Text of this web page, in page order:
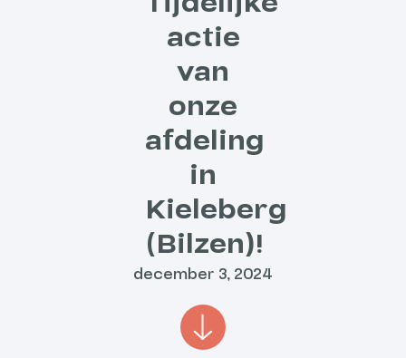
actie
van
onze
afdeling
in
Kieleberg
(Bilzen)!
december 3, 2024